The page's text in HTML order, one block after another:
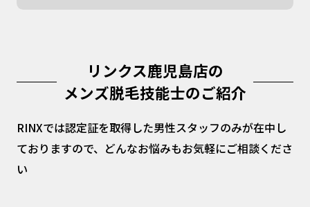
リンクス鹿児島店の
メンズ脱毛技能士のご紹介
RINXでは認定証を取得した男性スタッフのみが在中し
ておりますので、どんなお悩みもお気軽にご相談くださ
い